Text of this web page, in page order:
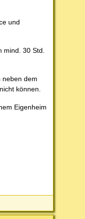
und
mind. 30 Std.
neben dem
können.
Eigenheim